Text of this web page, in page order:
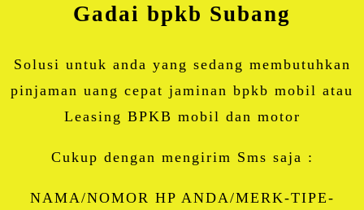
Gadai bpkb Subang
Solusi untuk anda yang sedang membutuhkan
pinjaman uang cepat jaminan bpkb mobil atau
Leasing BPKB mobil dan motor
Cukup dengan mengirim Sms saja :
NAMA/NOMOR HP ANDA/MERK-TIPE-